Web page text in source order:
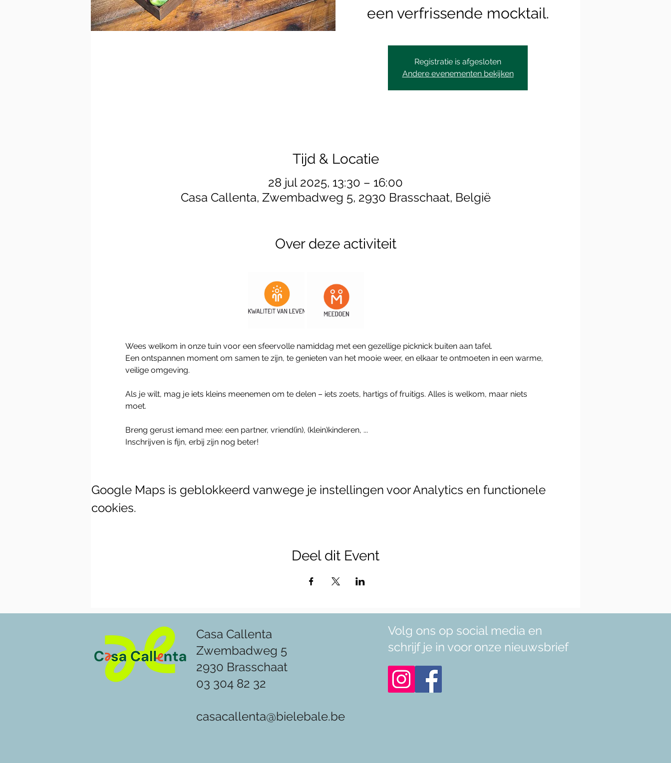
een verfrissende mocktail.
Registratie is afgesloten
Andere evenementen bekijken
Tijd & Locatie
28 jul 2025, 13:30 – 16:00
Casa Callenta, Zwembadweg 5, 2930 Brasschaat, België
Over deze activiteit
Wees welkom in onze tuin voor een sfeervolle namiddag met een gezellige picknick buiten aan tafel.
Een ontspannen moment om samen te zijn, te genieten van het mooie weer, en elkaar te ontmoeten in een warme,
veilige omgeving.
Als je wilt, mag je iets kleins meenemen om te delen – iets zoets, hartigs of fruitigs. Alles is welkom, maar niets
moet.
Breng gerust iemand mee: een partner, vriend(in), (klein)kinderen, ...
Inschrijven is fijn, erbij zijn nog beter!
Google Maps is geblokkeerd vanwege je instellingen voor Analytics en functionele
cookies.
Deel dit Event
Casa Callenta
Zwembadweg 5
2930 Brasschaat
03 304 82 32
casacallenta@bielebale.be
Volg ons op social media en
schrijf je in voor onze nieuwsbrief